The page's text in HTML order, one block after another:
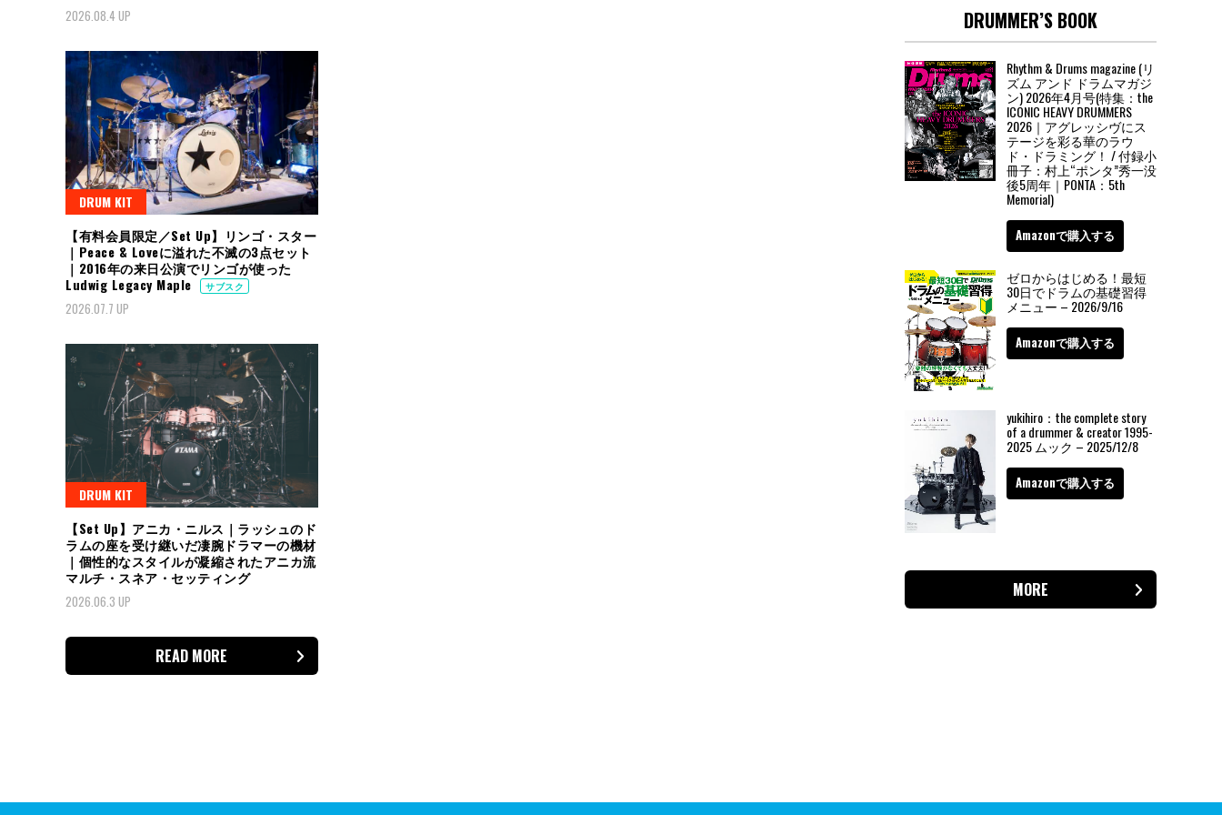
2026.08.4 UP
DRUM KIT
【有料会員限定／Set Up】リンゴ・スター
｜Peace & Loveに溢れた不滅の3点セット
｜2016年の来日公演でリンゴが使った
Ludwig Legacy Maple
サブスク
2026.07.7 UP
DRUM KIT
【Set Up】アニカ・ニルス｜ラッシュのド
ラムの座を受け継いだ凄腕ドラマーの機材
｜個性的なスタイルが凝縮されたアニカ流
マルチ・スネア・セッティング
2026.06.3 UP
READ MORE
DRUMMER’S BOOK
Rhythm & Drums magazine (リ
ズム アンド ドラムマガジ
ン) 2026年4月号(特集：the
ICONIC HEAVY DRUMMERS
2026｜アグレッシヴにス
テージを彩る華のラウ
ド・ドラミング！ / 付録小
冊子：村上“ポンタ”秀一没
後5周年｜PONTA：5th
Memorial)
Amazonで購入する
ゼロからはじめる！最短
30日でドラムの基礎習得
メニュー – 2026/9/16
Amazonで購入する
yukihiro：the complete story
of a drummer & creator 1995-
2025 ムック – 2025/12/8
Amazonで購入する
MORE